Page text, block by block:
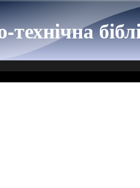
технічна